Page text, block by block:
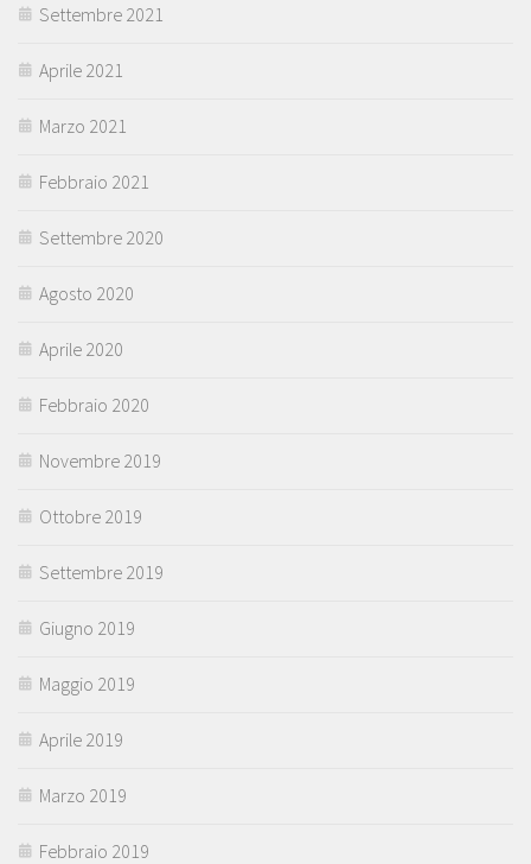
Settembre 2021
Aprile 2021
Marzo 2021
Febbraio 2021
Settembre 2020
Agosto 2020
Aprile 2020
Febbraio 2020
Novembre 2019
Ottobre 2019
Settembre 2019
Giugno 2019
Maggio 2019
Aprile 2019
Marzo 2019
Febbraio 2019